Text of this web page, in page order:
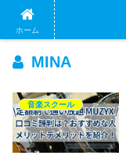
MINA
音楽スクール
ホーム